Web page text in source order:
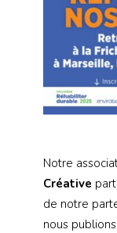
Notre
Créative
de notre
nous